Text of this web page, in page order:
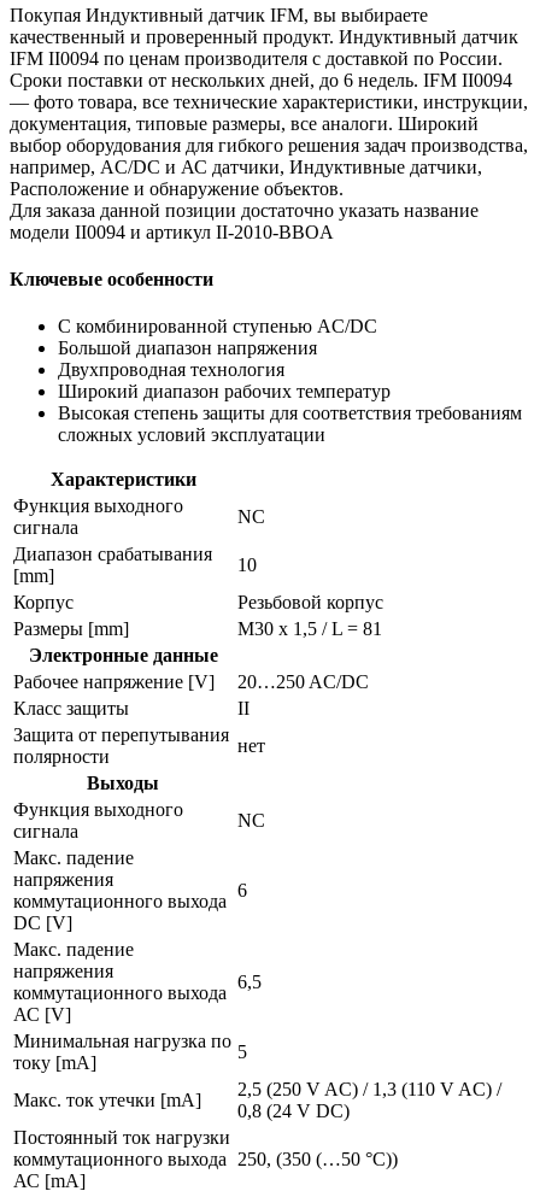
Покупая Индуктивный датчик IFM, вы выбираете
качественный и проверенный продукт. Индуктивный датчик
IFM II0094 по ценам производителя с доставкой по России.
Сроки поставки от нескольких дней, до 6 недель. IFM II0094
— фото товара, все технические характеристики, инструкции,
документация, типовые размеры, все аналоги. Широкий
выбор оборудования для гибкого решения задач производства,
например, AC/DC и АС датчики, Индуктивные датчики,
Расположение и обнаружение объектов.
Для заказа данной позиции достаточно указать название
модели II0094 и артикул II-2010-BBOA
Ключевые особенности
С комбинированной ступенью AC/DC
Большой диапазон напряжения
Двухпроводная технология
Широкий диапазон рабочих температур
Высокая степень защиты для соответствия требованиям
сложных условий эксплуатации
Характеристики
Функция выходного
сигнала
NC
Диапазон срабатывания
[mm]
10
Корпус
Резьбовой корпус
Размеры [mm]
M30 x 1,5 / L = 81
Электронные данные
Рабочее напряжение [V]
20…250 AC/DC
Класс защиты
II
Защита от перепутывания
полярности
нет
Выходы
Функция выходного
сигнала
NC
Макс. падение
напряжения
коммутационного выхода
DC [V]
6
Макс. падение
напряжения
коммутационного выхода
АС [V]
6,5
Минимальная нагрузка по
току [mA]
5
Макс. ток утечки [mA]
2,5 (250 V AC) / 1,3 (110 V AC) /
0,8 (24 V DC)
Постоянный ток нагрузки
коммутационного выхода
АС [mA]
250, (350 (…50 °C))